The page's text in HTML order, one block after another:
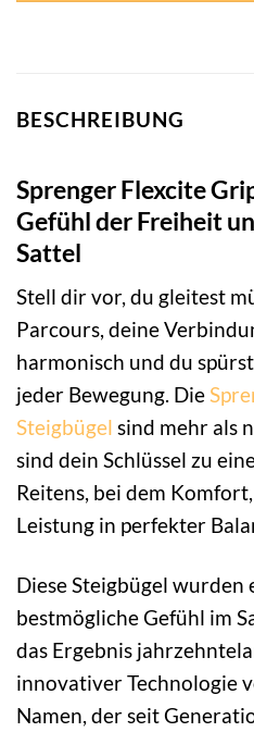
BESCHREIBUNG
Sprenger Flexcite
Gefühl der Freiheit
Sattel
Stell dir vor, du gleitest
Parcours, deine
harmonisch und du
jeder Bewegung. Die
Steigbügel sind mehr als
sind dein Schlüssel zu
Reitens, bei dem
Leistung in perfekter
Diese Steigbügel
bestmögliche Gefühl im
das Ergebnis
innovativer Technologie
Namen, der seit